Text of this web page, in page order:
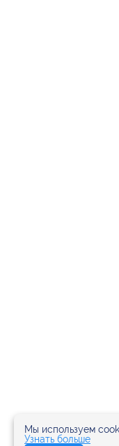
Мы используем
Узнать больше